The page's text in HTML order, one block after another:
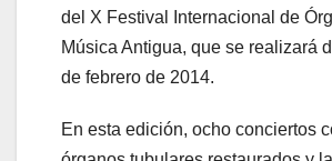
del X Festival Internacional de
Música Antigua, que se realizará
de febrero de 2014.
En esta edición, ocho conciertos